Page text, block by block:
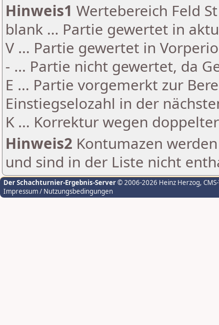
Hinweis1 Wertebereich Feld
blank ... Partie gewertet in
V ... Partie gewertet in
- ... Partie nicht gewertet, da
E ... Partie vorgemerkt zur
Einstiegselozahl in der
K ... Korrektur wegen
Hinweis2 Kontumazen
und sind in der Liste nicht
Der Schachturnier-Ergebnis-Server© 2006-2026 Heinz Herzog,
Impressum / Nutzungsbedingungen